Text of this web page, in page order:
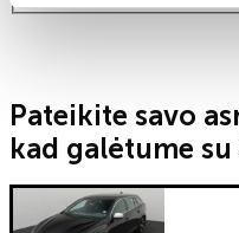
Pateikite savo
kad galėtume